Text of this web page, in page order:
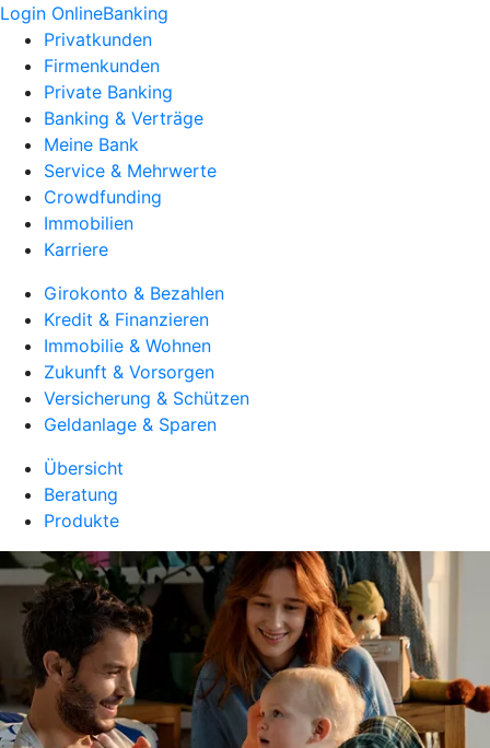
Login OnlineBanking
Privatkunden
Firmenkunden
Private Banking
Banking & Verträge
Meine Bank
Service & Mehrwerte
Crowdfunding
Immobilien
Karriere
Girokonto & Bezahlen
Kredit & Finanzieren
Immobilie & Wohnen
Zukunft & Vorsorgen
Versicherung & Schützen
Geldanlage & Sparen
Übersicht
Beratung
Produkte